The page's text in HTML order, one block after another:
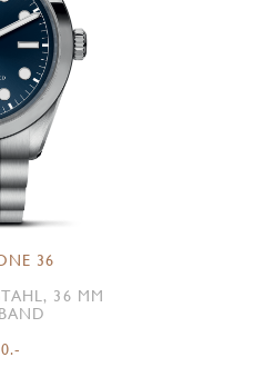
36
36 MM